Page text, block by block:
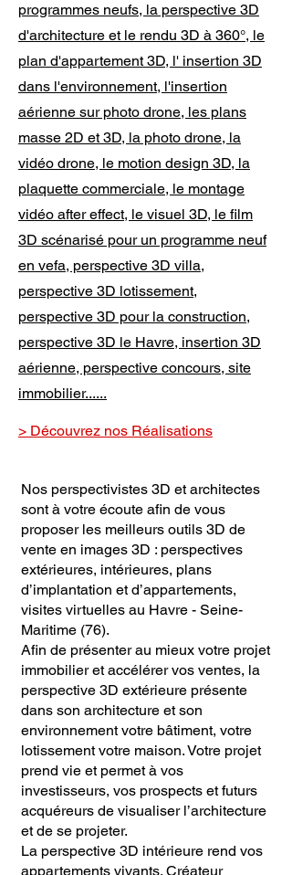
programmes neufs, la perspective 3D
d'architecture et le rendu 3D à 360°, le
plan d'appartement 3D, l' insertion 3D
dans l'environnement, l'insertion
aérienne sur photo drone, les plans
masse 2D et 3D, la photo drone, la
vidéo drone, le motion design 3D, la
plaquette commerciale, le montage
vidéo after effect, le visuel 3D, le film
3D scénarisé pour un programme neuf
en vefa, perspective 3D villa,
perspective 3D lotissement,
perspective 3D pour la construction,
perspective 3D le Havre, insertion 3D
aérienne, perspective concours, site
immobilier......
> Découvrez nos Réalisations
Nos perspectivistes 3D et architectes
sont à votre écoute afin de vous
proposer les meilleurs outils 3D de
vente en images 3D : perspectives
extérieures, intérieures, plans
d’implantation et d’appartements,
visites virtuelles au Havre - Seine-
Maritime (76).
Afin de présenter au mieux votre projet
immobilier et accélérer vos ventes, la
perspective 3D extérieure présente
dans son architecture et son
environnement votre bâtiment, votre
lotissement votre maison. Votre projet
prend vie et permet à vos
investisseurs, vos prospects et futurs
acquéreurs de visualiser l’architecture
et de se projeter.
La perspective 3D intérieure rend vos
appartements vivants. Créateur